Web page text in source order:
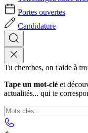
Portes ouvertes
Candidature
Tu cherches, on t'aide à
Tape un mot-clé et
actualités... qui te